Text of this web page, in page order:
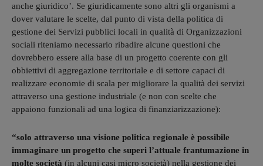
anche giuridico’. Se giuridicamente sono altri gli organismi a
dover valutare le scelte, dal punto di vista della politica di
gestione dei Servizi pubblici locali in qualità di Organizzazioni
sociali riteniamo necessario ribadire alcune questioni che
dovrebbero essere alla base di un progetto coerente con gli
obbiettivi di aggregazione territoriale e di settore capaci di
realizzare economie di scala per migliorare la qualità dei servizi
attraverso una gestione industriale (e non con scelte che
appaiono funzionali ad una logica di finanziarizzazione):
“solo attraverso una visione politica regionale è possibile
immaginare un progetto che superi l’attuale frantumazione in
molte società (in alcuni casi micro società) nella gestione dei